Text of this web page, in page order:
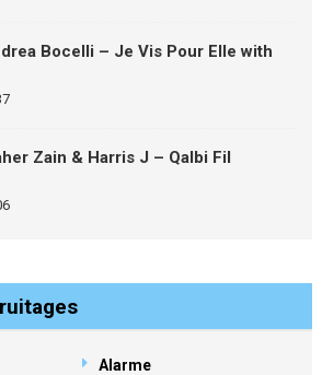
Bocelli – Je Vis Pour Elle with
Zain & Harris J – Qalbi Fil
Alarme